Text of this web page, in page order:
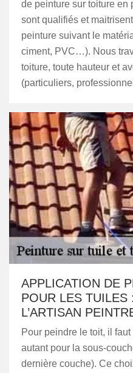
de peinture sur toiture en
sont qualifiés et
peinture suivant le
ciment, PVC…). Nous
toiture, toute hauteur et
(particuliers,
APPLICATION DE
POUR LES TUILES
L’ARTISAN
Pour peindre le toit, il
autant pour la sous-
dernière couche). Ce